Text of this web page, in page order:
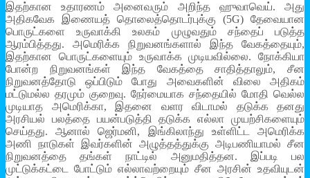
இதற்கான உதாரணம் அனைவரும் அறிந்த ஹுவாவெய். அது
அதிகவேக இணையத் தொலைத்தொடர்புக்கு (5G) தேவையான
பொருட்களை உருவாக்கி உலகம் முழுவதும் சந்தைப் படுத்த
ஆரம்பித்தது. அமெரிக்க நிறுவனங்களால் இந்த வேகத்தையும்,
இதற்கான பொருட்களையும் உருவாக்க முடியவில்லை. நோக்கியா
போன்ற நிறுவனங்கள் இந்த வேகத்தை சாதித்தாலும், சீன
நிறுவனத்தோடு ஒப்பிடும் போது அவைகளின் விலை அதிகம்
மட்டுமல்ல தரமும் குறைவு. நேர்மையாக சந்தையில் மோதி வெல்ல
முடியாத அமெரிக்கா, இதனை வளர விடாமல் தடுக்க தனது
அரசியல் பலத்தை பயன்படுத்தி தடுக்க எல்லா முயற்சிகளையும்
செய்தது. ஆனால் ஜெர்மனி, இங்கிலாந்து உள்ளிட்ட அமெரிக்க
அணி நாடுகள் இவர்களின் அழுத்தத்துக்கு அடிபணியாமல் சீன
நிறுவனத்தை தங்கள் நாட்டில் அனுமதித்தன. இப்படி பல
முட்டுக்கட்டை போட்டும் எல்லாவற்றையும் சீன அரசின் உதவியுடன்